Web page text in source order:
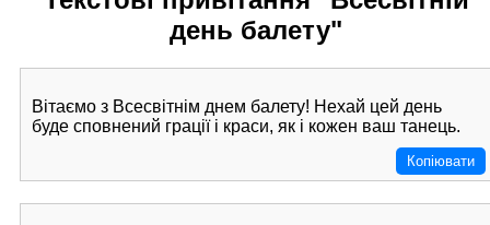
день балету"
Вітаємо з Всесвітнім днем балету! Нехай цей день
буде сповнений грації і краси, як і кожен ваш танець.
Копіювати